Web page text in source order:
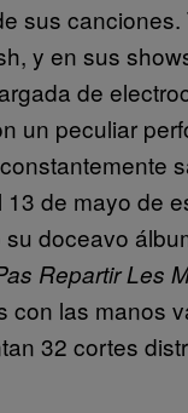
sus canciones.
y en sus
de
un peculiar
13 de mayo de
doceavo
Repartir Les
con las manos
32 cortes